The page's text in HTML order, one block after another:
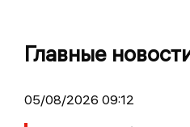
Главные
05/08/2026 09:12